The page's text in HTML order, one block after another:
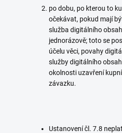
po dobu, po kterou to
očekávat, pokud mají
služba digitálního
jednorázově; toto se
účelu věci, povahy
služby digitálního
okolnosti uzavření
závazku.
Ustanovení čl. 7.8